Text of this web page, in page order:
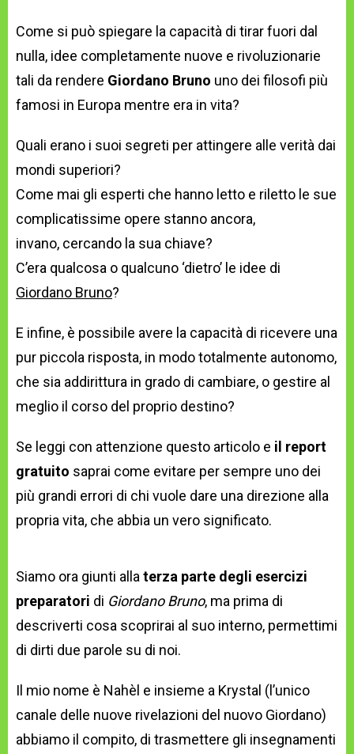
Come si può spiegare la capacità di tirar fuori dal
nulla, idee completamente nuove e rivoluzionarie
tali da rendere Giordano Bruno uno dei filosofi più
famosi in Europa mentre era in vita?
Quali erano i suoi segreti per attingere alle verità dai
mondi superiori?
Come mai gli esperti che hanno letto e riletto le sue
complicatissime opere stanno ancora,
invano, cercando la sua chiave?
C’era qualcosa o qualcuno ‘dietro’ le idee di
Giordano Bruno?
E infine, è possibile avere la capacità di ricevere una
pur piccola risposta, in modo totalmente autonomo,
che sia addirittura in grado di cambiare, o gestire al
meglio il corso del proprio destino?
Se leggi con attenzione questo articolo e il report
gratuito saprai come evitare per sempre uno dei
più grandi errori di chi vuole dare una direzione alla
propria vita, che abbia un vero significato.
Siamo ora giunti alla terza parte degli esercizi
preparatori di Giordano Bruno, ma prima di
descriverti cosa scoprirai al suo interno, permettimi
di dirti due parole su di noi.
Il mio nome è Nahèl e insieme a Krystal (l’unico
canale delle nuove rivelazioni del nuovo Giordano)
abbiamo il compito, di trasmettere gli insegnamenti